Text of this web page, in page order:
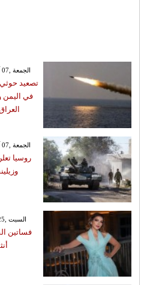
GMT 12:43 1970 الجمعة ,07 آب / أغسطس
تصعيد
في اليمن
GMT 18:03 2026 الجمعة ,07 آب / أغسطس
روسيا
GMT 09:39 2026 السبت ,25 تموز / يوليو
فساتين